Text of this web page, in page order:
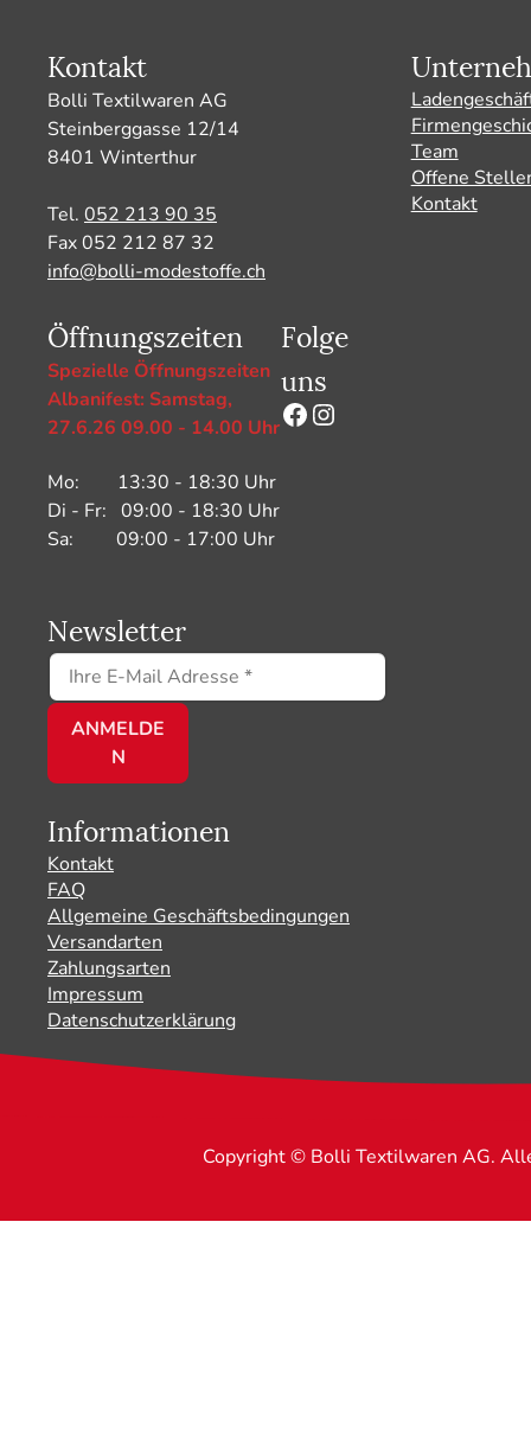
Kontakt
Bolli Textilwaren AG
Steinberggasse 12/14
8401 Winterthur
Tel. 052 213 90 35
Fax 052 212 87 32
info@bolli-modestoffe.ch
Öffnungszeiten
Spezielle Öffnungszeiten
Albanifest: Samstag,
27.6.26 09.00 - 14.00 Uhr
Mo: 13:30 - 18:30 Uhr
Di - Fr: 09:00 - 18:30 Uhr
Sa: 09:00 - 17:00 Uhr
Folge
uns
Facebook
Instagram
Newsletter
Team
Offene
Kontakt
Informationen
Kontakt
FAQ
Allgemeine Geschäftsbedingungen
Versandarten
Zahlungsarten
Impressum
Datenschutzerklärung
Copyright © Bolli Textilwaren AG.